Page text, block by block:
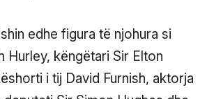
edhe figura të njohura si
Hurley, këngëtari Sir Elton
i tij David Furnish, aktorja